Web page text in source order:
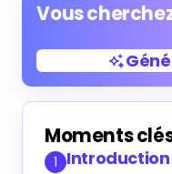
Vous
Moments
1